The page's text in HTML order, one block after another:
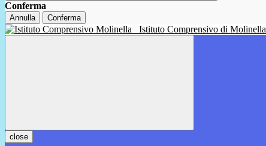
Conferma
Annulla Conferma
Istituto Comprensivo di Molinella
close